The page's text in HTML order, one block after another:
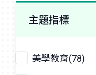
主題指標
美學教育(78)